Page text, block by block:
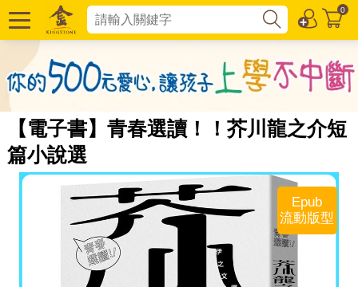
0
【電子書】青春選讀！！芥川龍之介短
篇小說選
Epub
流動版型